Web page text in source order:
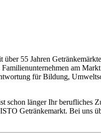
55 Jahren
am
für Bildung,
länger Ihr
Getränkemarkt. Bei uns